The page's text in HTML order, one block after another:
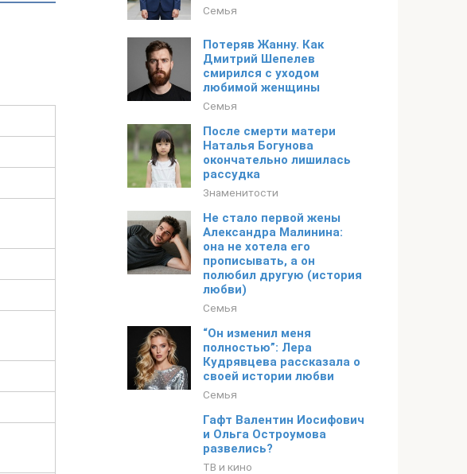
Семья
Потеряв Жанну. Как
Дмитрий Шепелев
смирился с уходом
любимой женщины
Семья
После смерти матери
Наталья Богунова
окончательно лишилась
рассудка
Знаменитости
Не стало первой жены
Александра Малинина:
она не хотела его
прописывать, а он
полюбил другую (история
любви)
Семья
“Он изменил меня
полностью”: Лера
Кудрявцева рассказала о
своей истории любви
Семья
Гафт Валентин Иосифович
и Ольга Остроумова
развелись?
ТВ и кино